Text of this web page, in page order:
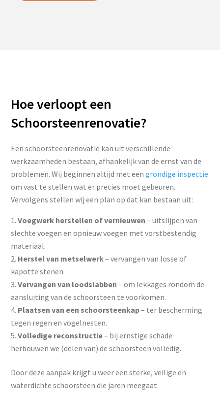
Hoe verloopt een
Schoorsteenrenovatie?
Een schoorsteenrenovatie kan uit verschillende
werkzaamheden bestaan, afhankelijk van de ernst van de
problemen. Wij beginnen altijd met eengrondige inspectie
om vast te stellen wat er precies moet gebeuren.
Vervolgens stellen wij een plan op dat kan bestaan uit:
Voegwerk herstellen of vernieuwen – uitslijpen van
slechte voegen en opnieuw voegen met vorstbestendig
materiaal.
Herstel van metselwerk– vervangen van losse of
kapotte stenen.
Vervangen van loodslabben – om lekkages rondom de
aansluiting van de schoorsteen te voorkomen.
Plaatsen van een schoorsteenkap– ter bescherming
tegen regen en vogelnesten.
Volledige reconstructie– bij ernstige schade
herbouwen we (delen van) de schoorsteen volledig.
Door deze aanpak krijgt u weer een sterke, veilige en
waterdichte schoorsteen die jaren meegaat.